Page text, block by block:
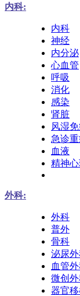
内科:
内科
神经
内分泌
心血管
呼吸
消化
感染
肾脏
风湿
急诊
血液
精神
外科:
外科
普外
骨科
泌尿
血管
微创
器官